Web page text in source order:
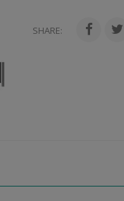
SHARE: